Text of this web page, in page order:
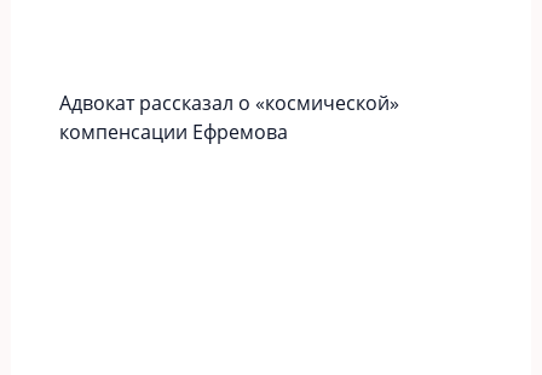
Адвокат рассказал о «космической»
компенсации Ефремова